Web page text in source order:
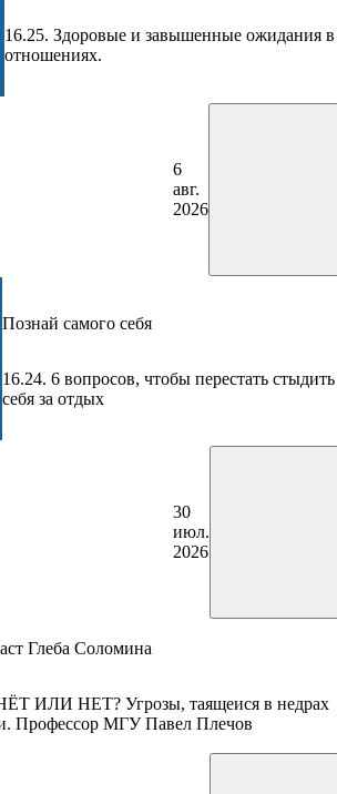
16.25. Здоровые и завышенные ожидания в
отношениях.
6
авг.
2026
Познай самого себя
16.24. 6 вопросов, чтобы перестать стыдить
себя за отдых
30
июл.
2026
Глеба Соломина
ИЛИ НЕТ? Угрозы, таящеися в недрах
Профессор МГУ Павел Плечов